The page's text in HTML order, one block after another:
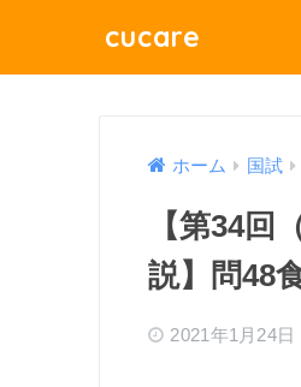
cucare
ホーム 国試
【第34回
説】問48
2021年1月24日